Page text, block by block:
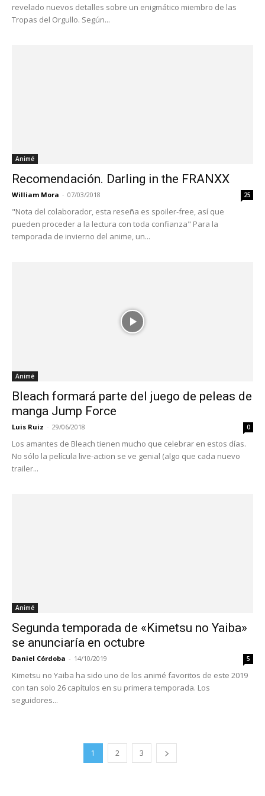
revelado nuevos detalles sobre un enigmático miembro de las
Tropas del Orgullo. Según...
Animé
Recomendación. Darling in the FRANXX
William Mora - 07/03/2018 25
"Nota del colaborador, esta reseña es spoiler-free, así que
pueden proceder a la lectura con toda confianza" Para la
temporada de invierno del anime, un...
Animé
Bleach formará parte del juego de peleas de
manga Jump Force
Luis Ruiz - 29/06/2018 0
Los amantes de Bleach tienen mucho que celebrar en estos días.
No sólo la película live-action se ve genial (algo que cada nuevo
trailer...
Animé
Segunda temporada de «Kimetsu no Yaiba»
se anunciaría en octubre
Daniel Córdoba - 14/10/2019 5
Kimetsu no Yaiba ha sido uno de los animé favoritos de este 2019
con tan solo 26 capítulos en su primera temporada. Los
seguidores...
1 2 3